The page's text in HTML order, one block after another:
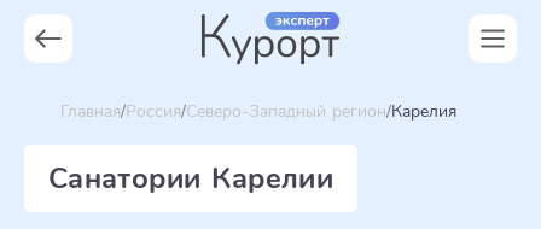
Главная Россия Северо-Западный регион Карелия
Санатории Карелии